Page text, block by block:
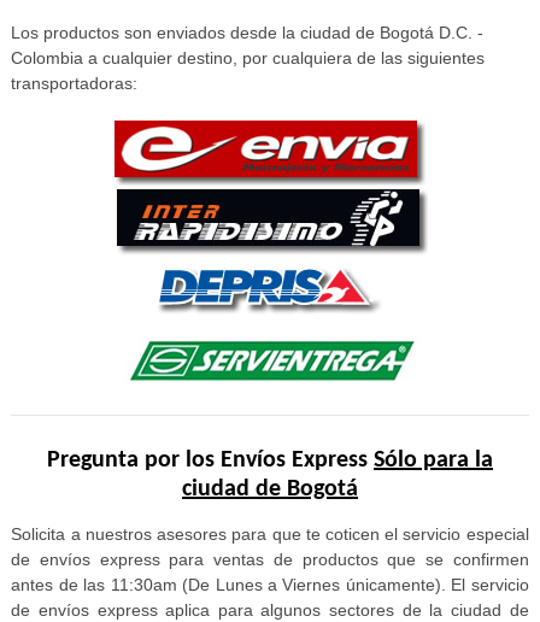
Los productos son enviados desde la ciudad de Bogotá D.C. -
Colombia a cualquier destino, por cualquiera de las siguientes
transportadoras:
Pregunta por los Envíos Express Sólo para la
ciudad de Bogotá
Solicita a nuestros asesores para que te coticen el servicio especial
de envíos express para ventas de productos que se confirmen
antes de las 11:30am (De Lunes a Viernes únicamente). El servicio
de envíos express aplica para algunos sectores de la ciudad de